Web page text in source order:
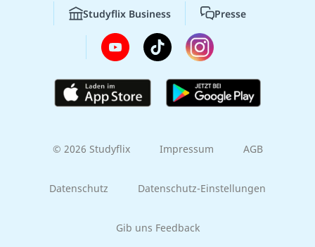
Studyflix Business Presse
© 2026 Studyflix Impressum AGB
Datenschutz Datenschutz-Einstellungen
Gib uns Feedback